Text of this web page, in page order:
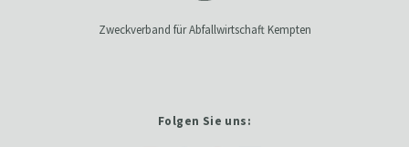
Zweckverband für Abfallwirtschaft Kempten
Folgen Sie uns: